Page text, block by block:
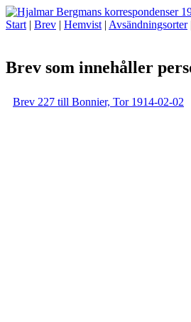
Start | Brev | Hemvist | Avsändningsorter|
Brev som innehåller
Brev 227 till Bonnier, Tor 1914-02-02